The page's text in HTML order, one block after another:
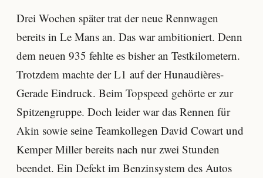
Drei Wochen später trat der neue Rennwagen
bereits in Le Mans an. Das war ambitioniert. Denn
dem neuen 935 fehlte es bisher an Testkilometern.
Trotzdem machte der L1 auf der Hunaudières-
Gerade Eindruck. Beim Topspeed gehörte er zur
Spitzengruppe. Doch leider war das Rennen für
Akin sowie seine Teamkollegen David Cowart und
Kemper Miller bereits nach nur zwei Stunden
beendet. Ein Defekt im Benzinsystem des Autos